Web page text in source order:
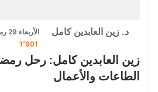
د. زين العابدين كامل
الأربعاء 29 رمضان 1447هـ 18-3-2026م
1٬901
زين العابدين كامل: رحل
الطاعات والأعمال